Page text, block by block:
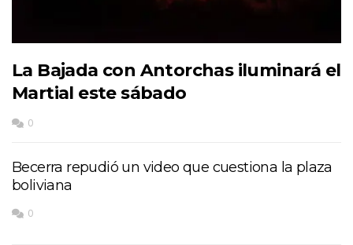
La Bajada con Antorchas iluminará el
Martial este sábado
0
Becerra repudió un video que cuestiona la plaza
boliviana
0